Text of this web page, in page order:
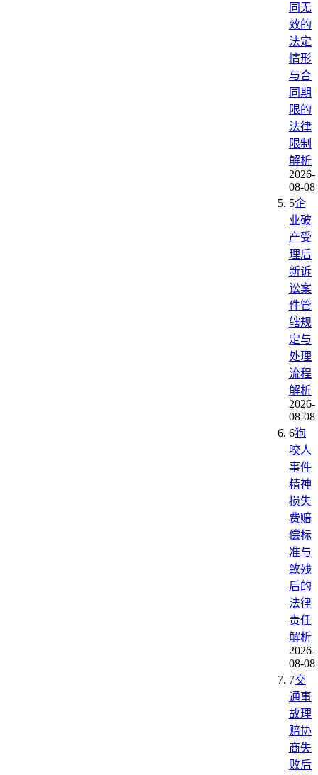
同无
效的
法定
情形
与合
同期
限的
法律
限制
解析
2026-
08-08
5企
业破
产受
理后
新诉
讼案
件管
辖规
定与
处理
流程
解析
2026-
08-08
6狗
咬人
事件
精神
损失
费赔
偿标
准与
致残
后的
法律
责任
解析
2026-
08-08
7交
通事
故理
赔协
商失
败后